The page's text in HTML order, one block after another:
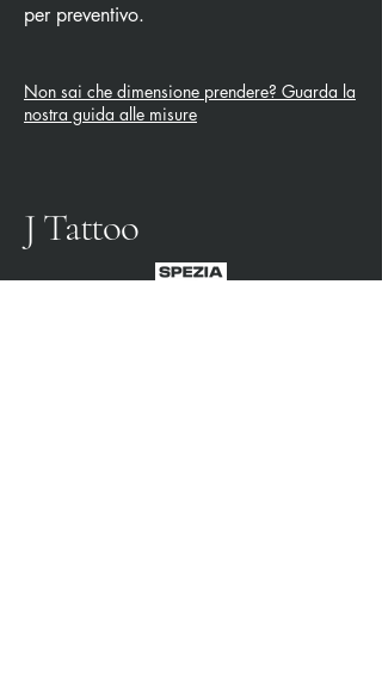
per preventivo.
Non sai che dimensione prendere? Guarda la
nostra guida alle misure
J Tattoo